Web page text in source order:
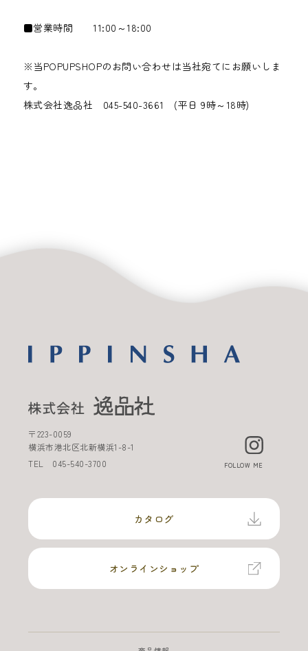
■営業時間 11:00～18:00
※当POPUPSHOPのお問い合わせは当社宛てにお願いしま
す。
株式会社逸品社 045-540-3661 (平日 9時～18時)
〒223-0059
横浜市港北区北新横浜1-8-1
TEL 045-540-3700 FOLLOW ME
オンラインショップ
カタログ